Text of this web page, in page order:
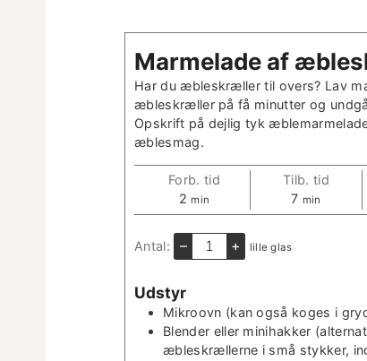
Marme­lade af
Har du æbleskræller til overs? Lav
æbleskræller på få min­ut­ter og
Opskrift på dejlig tyk
æblesmag.
Forb. tid
2m
i
n
t
­
t
e
min
Tilb. tid
7m
i
­
t
e
min
Antal: – + lille glas
Udstyr
Mikroovn (kan også koges i
Blender eller mini­hakker
æbleskrællerne i små stykker,